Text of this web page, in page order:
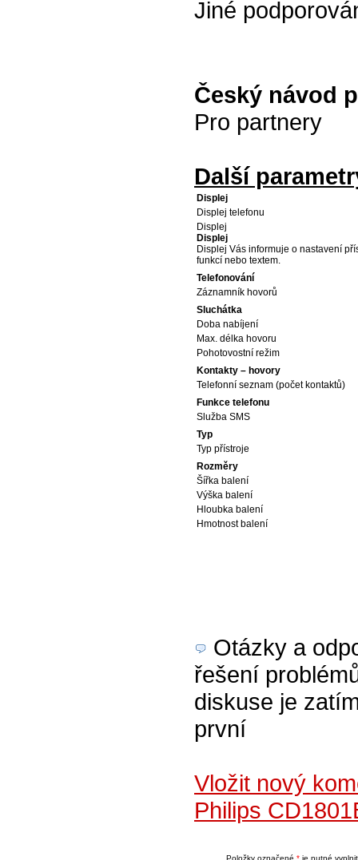
Jiné
Český návod
Pro partnery
Další
Displej
Displej telefonu
Displej
Displej
Displej Vás informuje o nastavení
funkcí nebo textem.
Telefonování
Záznamník hovorů
Sluchátka
Doba nabíjení
Max. délka hovoru
Pohotovostní režim
Kontakty – hovory
Telefonní seznam (počet kontaktů)
Funkce telefonu
Služba SMS
Typ
Typ přístroje
Rozměry
Šířka balení
Výška balení
Hloubka balení
Hmotnost balení
Otázky a
řešení
diskuse je
první
Vložit nový
Philips
Položky označené *je nutné